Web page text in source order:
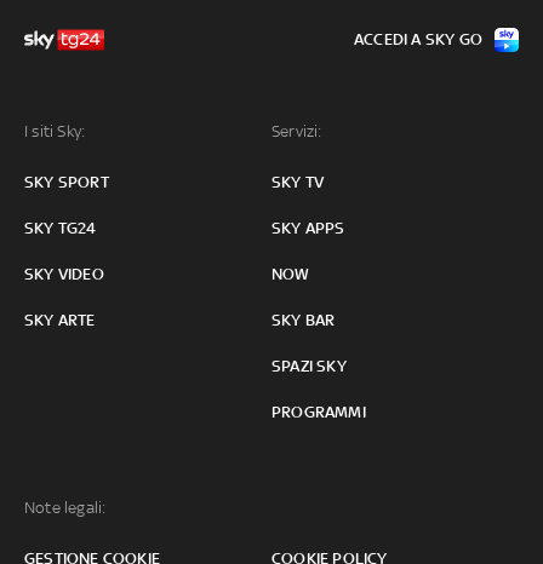
I siti Sky:
SKY SPORT
SKY TG24
SKY VIDEO
SKY ARTE
Servizi:
SKY TV
SKY APPS
NOW
SKY BAR
SPAZI SKY
PROGRAMMI
Note legali:
GESTIONE COOKIE COOKIE POLICY
ACCEDI A SKY GO